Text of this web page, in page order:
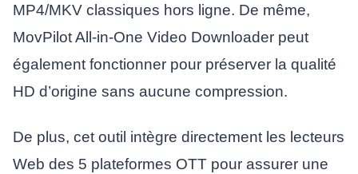
MP4/MKV classiques hors ligne. De même,
MovPilot All-in-One Video Downloader peut
également fonctionner pour préserver la qualité
HD d’origine sans aucune compression.
De plus, cet outil intègre directement les lecteurs
Web des 5 plateformes OTT pour assurer une